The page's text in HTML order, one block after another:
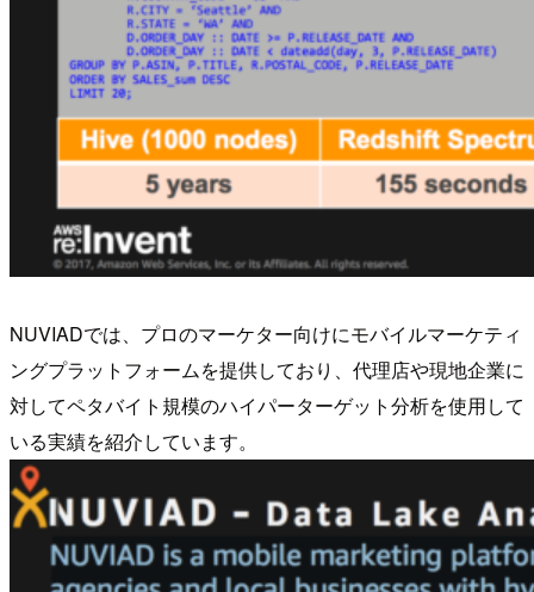
NUVIADでは、プロのマーケター向けにモバイルマーケティ
ングプラットフォームを提供しており、代理店や現地企業に
対してペタバイト規模のハイパーターゲット分析を使用して
いる実績を紹介しています。